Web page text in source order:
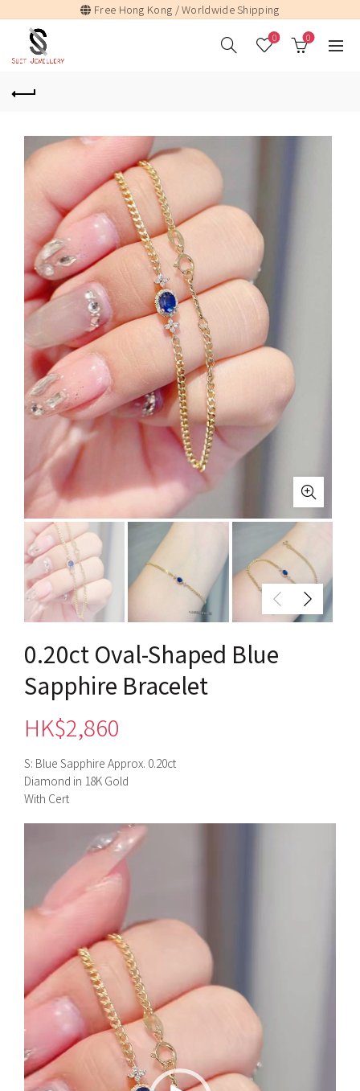
Free Hong Kong / Worldwide Shipping
0 0
0.20ct Oval-Shaped Blue
Sapphire Bracelet
HK$2,860
S: Blue Sapphire Approx. 0.20ct
Diamond in 18K Gold
With Cert